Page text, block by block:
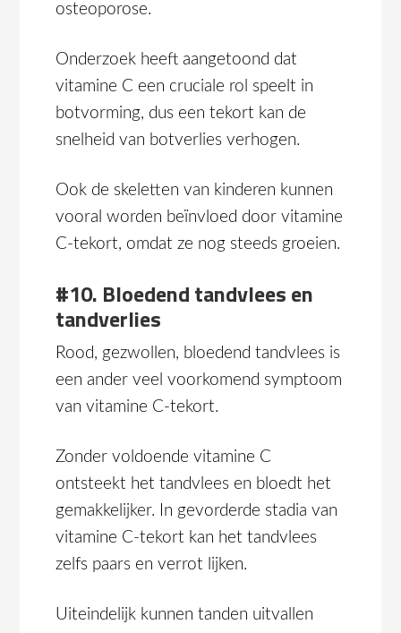
osteoporose.
Onderzoek heeft aangetoond dat
vitamine C een cruciale rol speelt in
botvorming, dus een tekort kan de
snelheid van botverlies verhogen.
Ook de skeletten van kinderen kunnen
vooral worden beïnvloed door vitamine
C-tekort, omdat ze nog steeds groeien.
#10. Bloedend tandvlees en
tandverlies
Rood, gezwollen, bloedend tandvlees is
een ander veel voorkomend symptoom
van vitamine C-tekort.
Zonder voldoende vitamine C
ontsteekt het tandvlees en bloedt het
gemakkelijker. In gevorderde stadia van
vitamine C-tekort kan het tandvlees
zelfs paars en verrot lijken.
Uiteindelijk kunnen tanden uitvallen